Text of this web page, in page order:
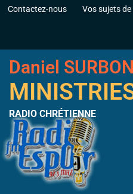
Contactez-nous Vos sujets de
Daniel SURBON
RADIO CHRÉTIENNE